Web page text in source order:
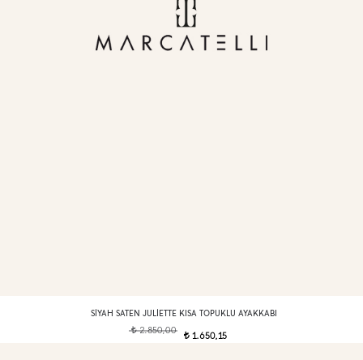
SIYAH SATEN JULIETTE KISA TOPUKLU AYAKKABI
t2.850,00 t1.650,15